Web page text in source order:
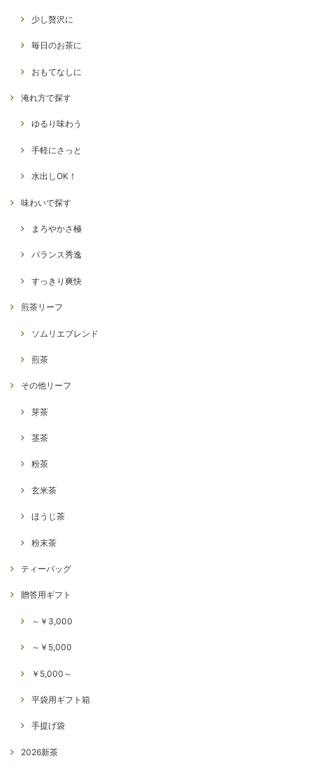
少し贅沢に
毎日のお茶に
おもてなしに
淹れ方で探す
ゆるり味わう
手軽にさっと
水出しOK！
味わいで探す
まろやかさ極
バランス秀逸
すっきり爽快
煎茶リーフ
ソムリエブレンド
煎茶
その他リーフ
芽茶
茎茶
粉茶
玄米茶
ほうじ茶
粉末茶
ティーバッグ
贈答用ギフト
～￥3,000
～￥5,000
￥5,000～
平袋用ギフト箱
手提げ袋
2026新茶